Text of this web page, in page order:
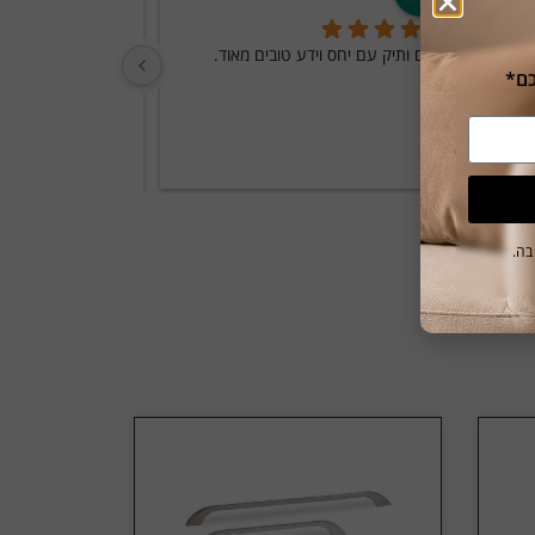
מקום ותיק עם יחס וידע טובים מאוד.